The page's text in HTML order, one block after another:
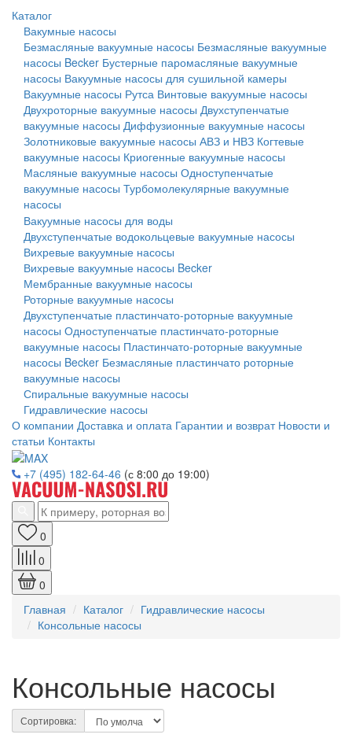
Каталог
Вакумные насосы
Безмасляные вакуумные насосы Безмасляные вакуумные
насосы Becker Бустерные паромасляные вакуумные
насосы Вакуумные насосы для сушильной камеры
Вакуумные насосы Рутса Винтовые вакуумные насосы
Двухроторные вакуумные насосы Двухступенчатые
вакуумные насосы Диффузионные вакуумные насосы
Золотниковые вакуумные насосы АВЗ и НВЗ Когтевые
вакуумные насосы Криогенные вакуумные насосы
Масляные вакуумные насосы Одноступенчатые
вакуумные насосы Турбомолекулярные вакуумные
насосы
Вакуумные насосы для воды
Двухступенчатые водокольцевые вакуумные насосы
Вихревые вакуумные насосы
Вихревые вакуумные насосы Becker
Мембранные вакуумные насосы
Роторные вакуумные насосы
Двухступенчатые пластинчато-роторные вакуумные
насосы Одноступенчатые пластинчато-роторные
вакуумные насосы Пластинчато-роторные вакуумные
насосы Becker Безмасляные пластинчато роторные
вакуумные насосы
Спиральные вакуумные насосы
Гидравлические насосы
О компании Доставка и оплата Гарантии и возврат Новости и
статьи Контакты
+7 (495) 182-64-46 (с 8:00 до 19:00)
0
0
0
Главная
Каталог
Гидравлические насосы
Консольные насосы
Консольные насосы
Сортировка: